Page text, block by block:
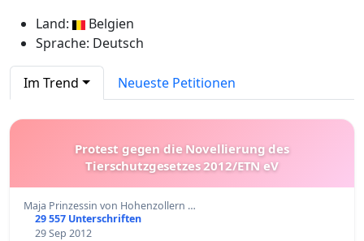
Land:
Belgien
Sprache: Deutsch
Im Trend Neueste Petitionen
Protest gegen die Novellierung des
Tierschutzgesetzes 2012/ETN eV
Maja Prinzessin von Hohenzollern …
29 557 Unterschriften
29 Sep 2012